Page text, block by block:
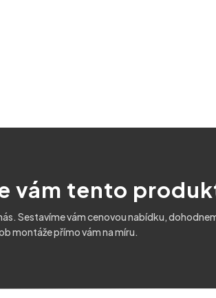
vám tento
Sestavíme vám cenovou nabídku,
montáže přímo vám na míru.